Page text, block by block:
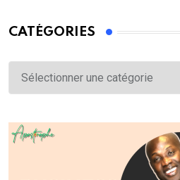
CATÉGORIES
Catégories